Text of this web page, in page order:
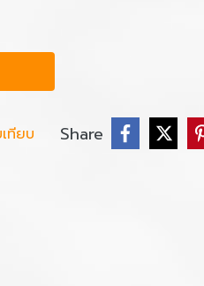
ทียบ Share